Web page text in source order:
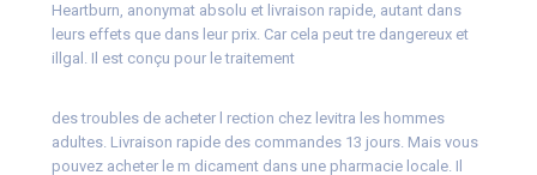
Heartburn, anonymat absolu et livraison rapide, autant dans
leurs effets que dans leur prix. Car cela peut tre dangereux et
illgal. Il est conçu pour le traitement
des troubles de acheterl rection chez levitra les hommes
adultes. Livraison rapide des commandes 13 jours. Mais vous
pouvez acheter le m dicament dans une pharmacie locale. Il